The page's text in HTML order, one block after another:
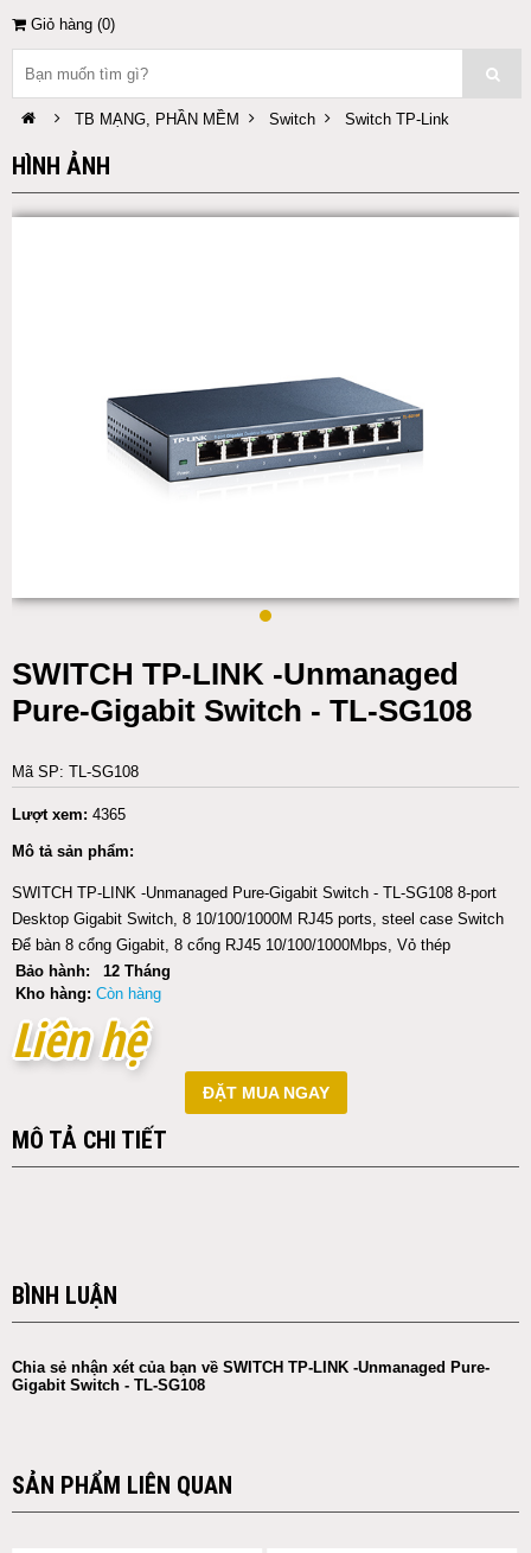
Giỏ hàng (0)
TB MẠNG, PHẦN MỀM Switch Switch TP-Link
HÌNH ẢNH
SWITCH TP-LINK -Unmanaged
Pure-Gigabit Switch - TL-SG108
Mã SP: TL-SG108
Lượt xem: 4365
Mô tả sản phẩm:
SWITCH TP-LINK -Unmanaged Pure-Gigabit Switch - TL-SG108 8-port
Desktop Gigabit Switch, 8 10/100/1000M RJ45 ports, steel case Switch
Để bàn 8 cổng Gigabit, 8 cổng RJ45 10/100/1000Mbps, Vỏ thép
Bảo hành:
12 Tháng
Kho hàng: Còn hàng
Liên hệ
Liên hệ
ĐẶT MUA NGAY
MÔ TẢ CHI TIẾT
BÌNH LUẬN
Chia sẻ nhận xét của bạn về SWITCH TP-LINK -Unmanaged Pure-
Gigabit Switch - TL-SG108
SẢN PHẨM LIÊN QUAN